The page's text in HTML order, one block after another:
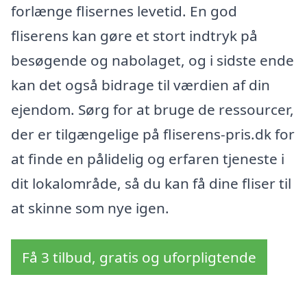
forlænge flisernes levetid. En god
fliserens kan gøre et stort indtryk på
besøgende og nabolaget, og i sidste ende
kan det også bidrage til værdien af din
ejendom. Sørg for at bruge de ressourcer,
der er tilgængelige på fliserens-pris.dk for
at finde en pålidelig og erfaren tjeneste i
dit lokalområde, så du kan få dine fliser til
at skinne som nye igen.
Få 3 tilbud, gratis og uforpligtende